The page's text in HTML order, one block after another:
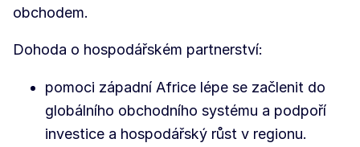
obchodem.
Dohoda o hospodářském partnerství:
pomoci západní Africe lépe se začlenit do
globálního obchodního systému a podpoří
investice a hospodářský růst v regionu.